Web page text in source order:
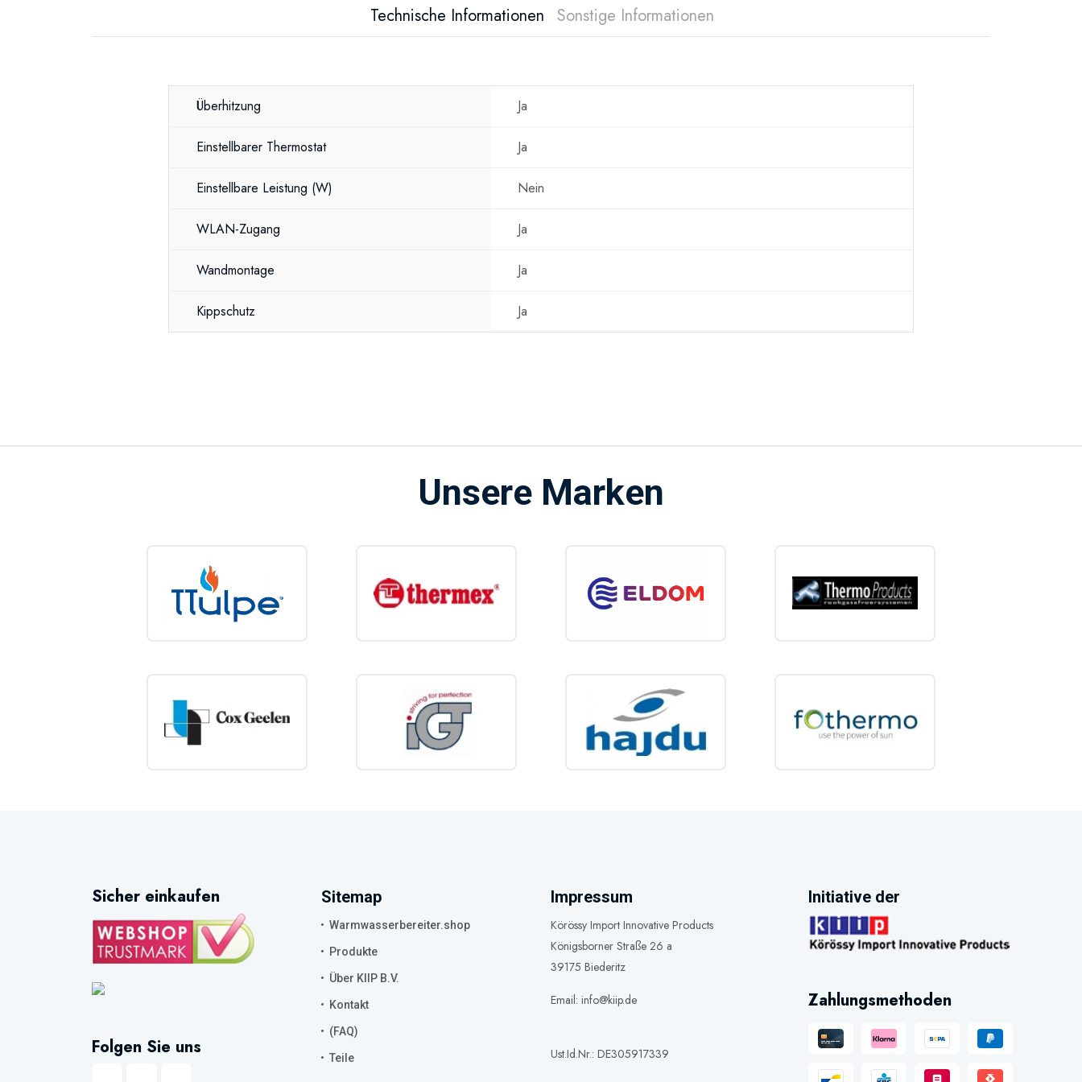
Marke: ELDOM
Technische Informationen Sonstige Informationen
Überhitzung Ja
Einstellbarer Thermostat Ja
Einstellbare Leistung (W) Nein
WLAN-Zugang Ja
Wandmontage Ja
Kippschutz Ja
Unsere Marken
Sicher einkaufen
Folgen Sie uns
Sitemap
Warmwasserbereiter.shop
Produkte
Über KIIP B.V.
Kontakt
(FAQ)
Teile
Impressum
Körössy Import Innovative Products
Königsborner Straße 26 a
39175 Biederitz
Email: info@kiip.de
Ust.Id.Nr.: DE305917339
Initiative der
Zahlungsmethoden